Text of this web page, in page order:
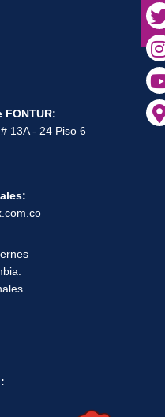
13A - 24 Piso 6